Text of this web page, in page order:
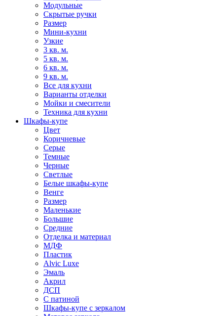
Модульные
Скрытые ручки
Размер
Мини-кухни
Узкие
3 кв. м.
5 кв. м.
6 кв. м.
9 кв. м.
Все для кухни
Варианты отделки
Мойки и смесители
Техника для кухни
Шкафы-купе
Цвет
Коричневые
Серые
Темные
Черные
Светлые
Белые шкафы-купе
Венге
Размер
Маленькие
Большие
Средние
Отделка и материал
МДФ
Пластик
Alvic Luxe
Эмаль
Акрил
ДСП
С патиной
Шкафы-купе с зеркалом